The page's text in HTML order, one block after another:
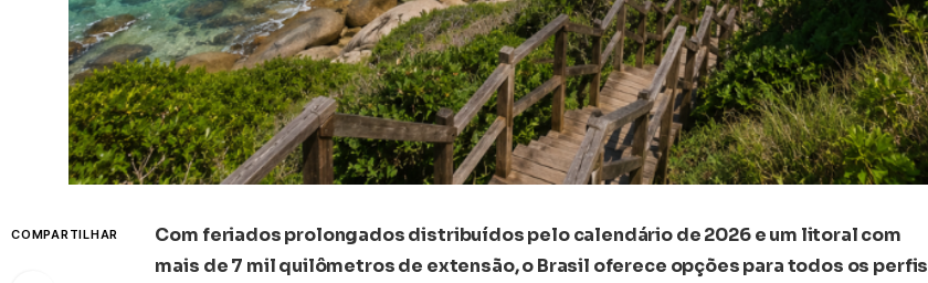
COMPARTILHAR
Com feriados prolongados distribuídos pelo calendário de 2026 e um litoral com
mais de 7 mil quilômetros de extensão, o Brasil oferece opções para todos os perfis